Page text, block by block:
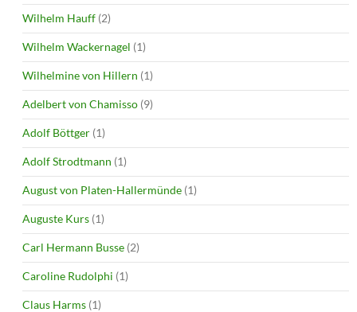
Wilhelm Hauff (2)
Wilhelm Wackernagel (1)
Wilhelmine von Hillern (1)
Adelbert von Chamisso (9)
Adolf Böttger (1)
Adolf Strodtmann (1)
August von Platen-Hallermünde (1)
Auguste Kurs (1)
Carl Hermann Busse (2)
Caroline Rudolphi (1)
Claus Harms (1)